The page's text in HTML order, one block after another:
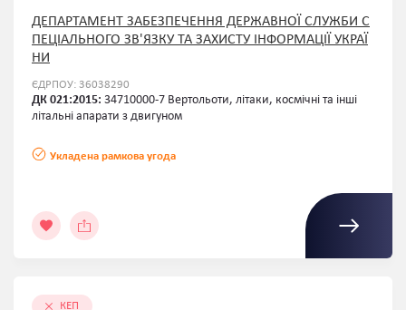
ДЕПАРТАМЕНТ ЗАБЕЗПЕЧЕННЯ ДЕРЖАВНОЇ СЛУЖБИ С
ПЕЦІАЛЬНОГО ЗВ'ЯЗКУ ТА ЗАХИСТУ ІНФОРМАЦІЇ УКРАЇ
НИ
ЄДРПОУ: 36038290
ДК 021:2015: 34710000-7 Вертольоти, літаки, космічні та інші
літальні апарати з двигуном
Укладена рамкова угода
КЕП